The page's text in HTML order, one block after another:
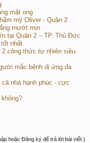
mật ong
mỹ Oliver - Quận 2
mướt mịn
tại Quận 2 – TP. Thủ Đức
nhất
2 công thức tự nhiên siêu
mắc bệnh dị ứng da
nhà hạnh phúc - cực
hoặc Đăng ký để trả lời bài viết.)